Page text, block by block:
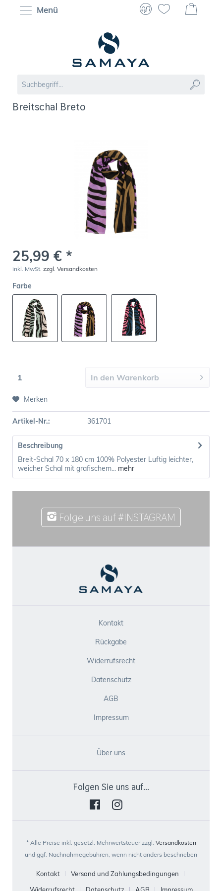
Menü
Breitschal Breto
25,99 € *
inkl. MwSt. zzgl. Versandkosten
Farbe
In den Warenkorb
Merken
Artikel-Nr.: 361701
Beschreibung
Breit-Schal 70 x 180 cm 100% Polyester Luftig leichter,
weicher Schal mit grafischem... mehr
Folge uns auf #INSTAGRAM
Kontakt
Rückgabe
Widerrufsrecht
Datenschutz
AGB
Impressum
Über uns
Folgen Sie uns auf...
* Alle Preise inkl. gesetzl. Mehrwertsteuer zzgl. Versandkosten
und ggf. Nachnahmegebühren, wenn nicht anders beschrieben
Kontakt
Versand und Zahlungsbedingungen